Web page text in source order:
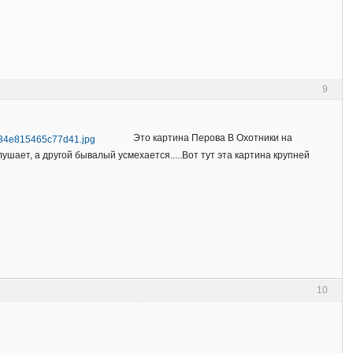
9
Это картина Перова В Охотники на
а другой бывалый усмехается.....Вот тут эта картина крупней
10